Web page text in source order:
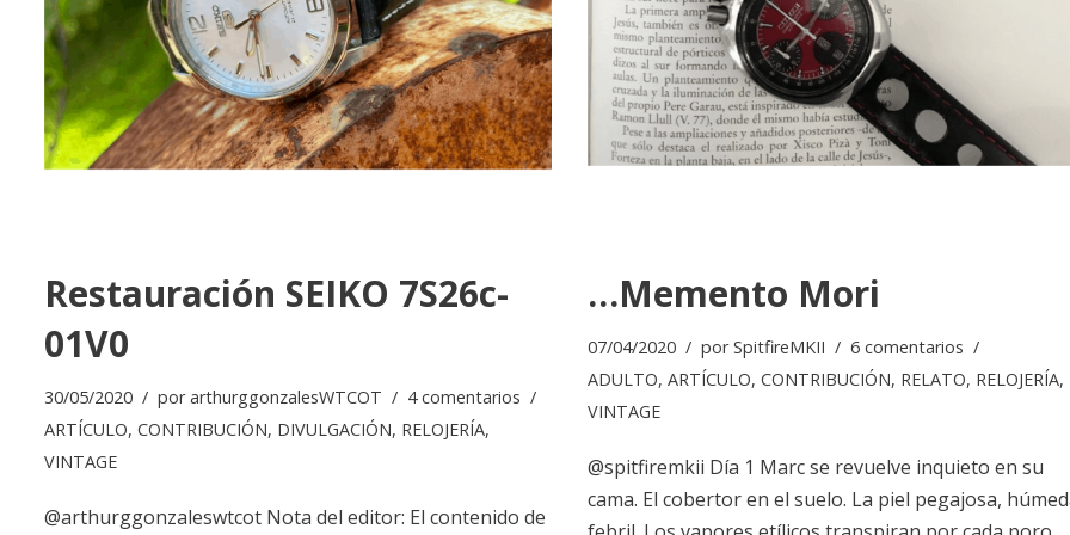
Restauración SEIKO 7S26c-
01V0
30/05/2020 porarthurggonzalesWTCOT
4 comentarios
ARTÍCULO, CONTRIBUCIÓN, DIVULGACIÓN, RELOJERÍA,
VINTAGE
@arthurggonzaleswtcot Nota del editor: El contenido de
…Memento Mori
07/04/2020 porSpitfireMKII
6 comentarios
ADULTO, ARTÍCULO, CONTRIBUCIÓN, RELATO, RELOJERÍA,
VINTAGE
@spitfiremkii Día 1 Marc se revuelve inquieto en su
cama. El cobertor en el suelo. La piel pegajosa,